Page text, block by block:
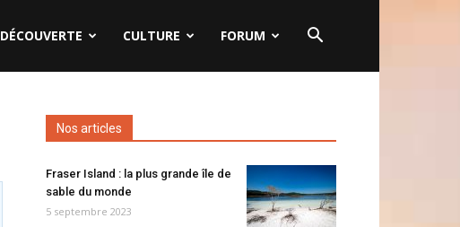
DÉCOUVERTE CULTURE FORUM
Nos articles
Fraser Island : la plus grande île de
sable du monde
5 septembre 2023